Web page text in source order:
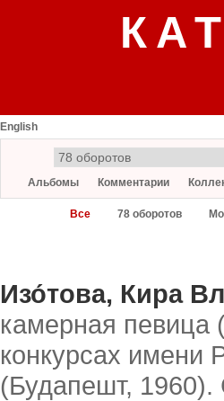
English
Альбомы Комментарии
Все 78 оборотов
Изо́това, Кира
камерная певица
конкурсах имени
(Будапешт, 1960).